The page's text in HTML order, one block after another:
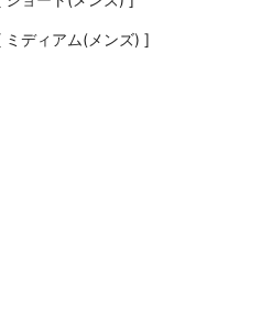
ミディアム(メンズ) ]